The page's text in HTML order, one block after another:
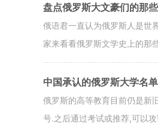
盘点俄罗斯大文豪们的那
俄语君一直认为俄罗斯人是世
家来看看俄罗斯文学史上的那
中国承认的俄罗斯大学名
俄罗斯的高等教育目前仍是新
号.之后通过考试或推荐,可以